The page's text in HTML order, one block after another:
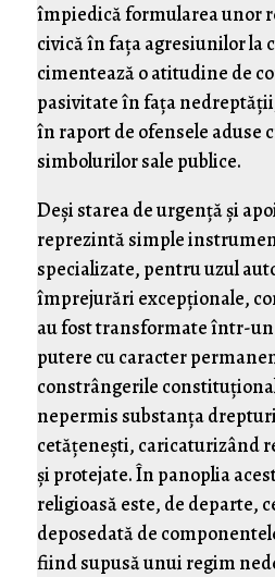
împiedică formularea unor
civică în faţa agresiunilor la
cimentează o atitudine de
pasivitate în faţa
în raport de ofensele aduse
simbolurilor sale publice.
Deşi starea de urgenţă şi
reprezintă simple
specializate, pentru uzul
împrejurări excepţionale,
au fost transformate într-
putere cu caracter
constrângerile
nepermis substanţa
cetăţeneşti, caricaturizând
şi protejate. În panoplia
religioasă este, de departe,
deposedată de
fiind supusă unui regim